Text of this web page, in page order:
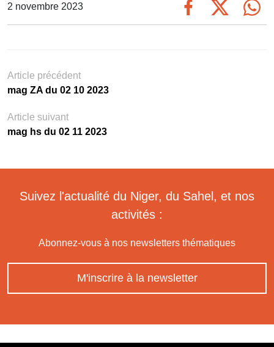
2 novembre 2023
Article précédent
mag ZA du 02 10 2023
Article suivant
mag hs du 02 11 2023
Suivez l'actualité du Niger, du Sahel, et nos
activités :
Abonnez-vous à nos newsletters thématiques
M'inscrire à la newsletter